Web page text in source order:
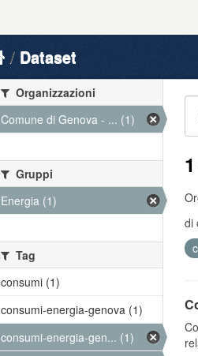
Dataset
di
Organizzazioni
Comune di Genova - ... (1)
Gruppi
Energia (1)
Tag
consumi (1)
consumi-energia-genova (1)
consumi-energia-gen... (1)